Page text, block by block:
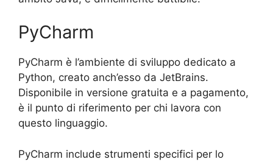
PyCharm
PyCharm è l’ambiente di sviluppo dedicato a
Python, creato anch’esso da JetBrains.
Disponibile in versione gratuita e a pagamento,
è il punto di riferimento per chi lavora con
questo linguaggio.
PyCharm include strumenti specifici per lo